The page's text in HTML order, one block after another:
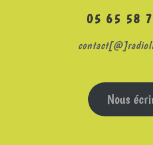
05 65 58
Nous